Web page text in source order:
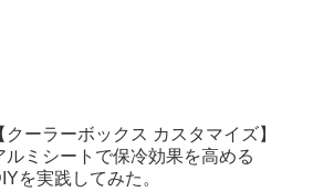
クーラーボックス カスタマイズ】
ルミシートで保冷効果を高める
を実践してみた。